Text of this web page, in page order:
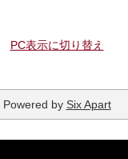
PC表示に切り替え
Powered by Six Apart